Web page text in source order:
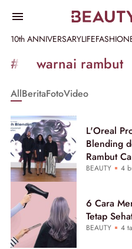
10th ANNIVERSARYLIFEFASHION
Informasi
[GET_DATA_TITLE]
Beautynesia
#mewarnai rambut
AllBeritaFotoVideo
L'Oreal
Blending
Rambut
BEAUTY 4
6 Cara
Tetap
BEAUTY 4